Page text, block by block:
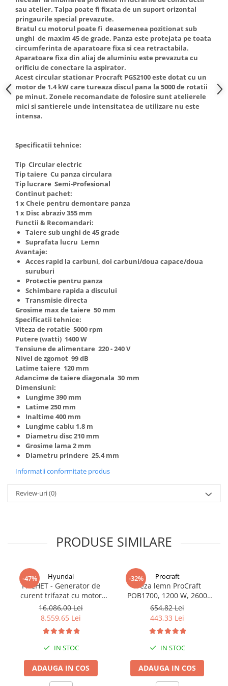
Truse de scule
Truse de lipit PPR
Ventuze cu brate pentru transport
Vibratoare beton
Masini de spalat rufe cu uscator
Uscatoare de rufe
Masini de facut paine
Pachete electrocasnice
incorporabile
Seturi oale
SANDWICH MAKER
Storcatoare de fructe
sau atelier. Talpa poate fi fixata de un suport orizontal
pringaurile special prevazute.
Bratul cu motorul poate fi deasemenea pozitionat sub
unghi de maxim 45 de grade. Panza este protejata pe toata
circumferinta de aparatoare fixa si cea retractabila.
Aparatoare fixa din aliaj de aluminiu este prevazuta cu
orificiu de conectare la aspirator.
Acest circular stationar Procraft PGS2100 este dotat cu un
motor de 1.4 kW care tureaza discul pana la 5000 de rotatii
pe minut. Zonele recomandate de folosire sunt atelierele
mici si santierele unde intensitatea de utilizare nu este
intensa.
Specificatii tehnice:
Tip Circular electric
Tip taiere Cu panza circulara
Tip lucrare Semi-Profesional
Continut pachet:
1 x Cheie pentru demontare panza
1 x Disc abraziv 355 mm
Functii & Recomandari:
Taiere sub unghi de 45 grade
Suprafata lucru Lemn
Avantaje:
Acces rapid la carbuni, doi carbuni/doua capace/doua
suruburi
Protectie pentru panza
Schimbare rapida a discului
Transmisie directa
Grosime max de taiere 50 mm
Specificatii tehnice:
Viteza de rotatie 5000 rpm
Putere (watti) 1400 W
Tensiune de alimentare 220 - 240 V
Nivel de zgomot 99 dB
Latime taiere 120 mm
Adancime de taiere diagonala 30 mm
Dimensiuni:
Lungime 390 mm
Latime 250 mm
Inaltime 400 mm
Lungime cablu 1.8 m
Diametru disc 210 mm
Grosime lama 2 mm
Diametru prindere 25.4 mm
Informatii conformitate produs
Review-uri(0)
PRODUSE SIMILARE
-47% Hyundai
PACHET - Generator de
curent trifazat cu motor
diesel Hyundai DHY8600SE-
T, putere motor 12 CP,
Putere maxima 7.9 kVA,
tensiune 380 / 220 V +
Automatizare trifazata
ATS12-3P
16.086,00 Lei
8.559,65 Lei
IN STOC
ADAUGA IN COS
-32% Procraft
Freza lemn ProCraft
POB1700, 1200 W, 2600
Rpm cu 12 freze pentru
lemn incluse in pachet
654,82 Lei
443,33 Lei
IN STOC
ADAUGA IN COS